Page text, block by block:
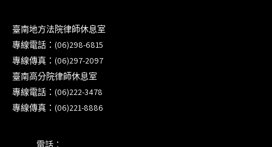
臺南高分院8/28(五)下午舉辦「家庭關係中的正當防
衛」課程(8/12前向本會報名,實體)
8/22~23「平反再導航:2026台灣冤平反協會年度論
壇｣
臺南地方法院律師休息室
專線電話：(06)298-6815
專線傳真：(06)297-2097
臺南高分院律師休息室
專線電話：(06)222-3478
專線傳真：(06)221-8886
電話：